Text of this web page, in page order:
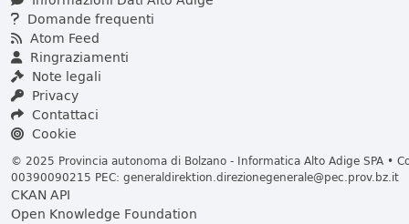
Domande frequenti
Atom Feed
Ringraziamenti
Note legali
Privacy
Contattaci
Cookie
© 2025 Provincia autonoma di Bolzano - Informatica Alto Adige SPA •
00390090215 PEC: generaldirektion.direzionegenerale@pec.prov.bz.it
CKAN API
Open Knowledge Foundation